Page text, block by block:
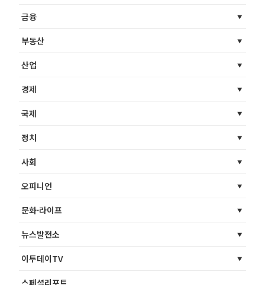
금융
부동산
산업
경제
국제
정치
사회
오피니언
문화·라이프
뉴스발전소
이투데이TV
스페셜리포트